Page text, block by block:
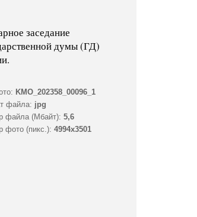
заседание
думы (ГД)
KMO_202358_00096_1
файла: jpg
файла (Мбайт): 5,6
фото (пикс.): 4994x3501